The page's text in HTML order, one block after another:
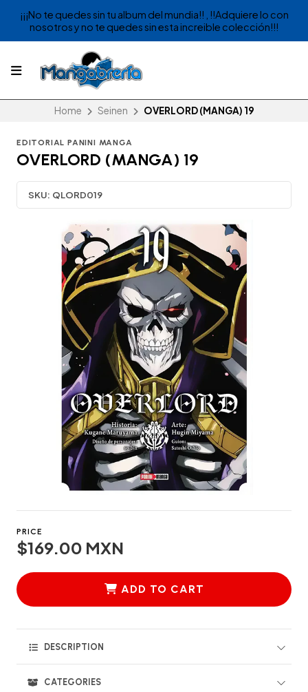
¡¡¡No te quedes sin tu album del mundia!! , !!Adquiere lo con
nosotros y no te quedes sin esta increible colección!!!
Home Seinen OVERLORD (MANGA) 19
EDITORIAL PANINI MANGA
OVERLORD (MANGA) 19
SKU: QLORD019
PRICE
$169.00 MXN
ADD TO CART
DESCRIPTION
CATEGORIES